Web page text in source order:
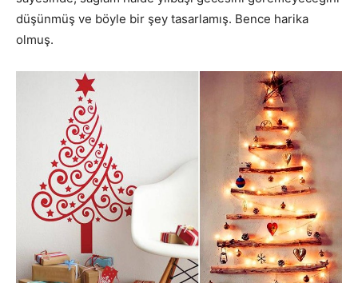
düşünmüş ve böyle bir şey tasarlamış. Bence harika
olmuş.